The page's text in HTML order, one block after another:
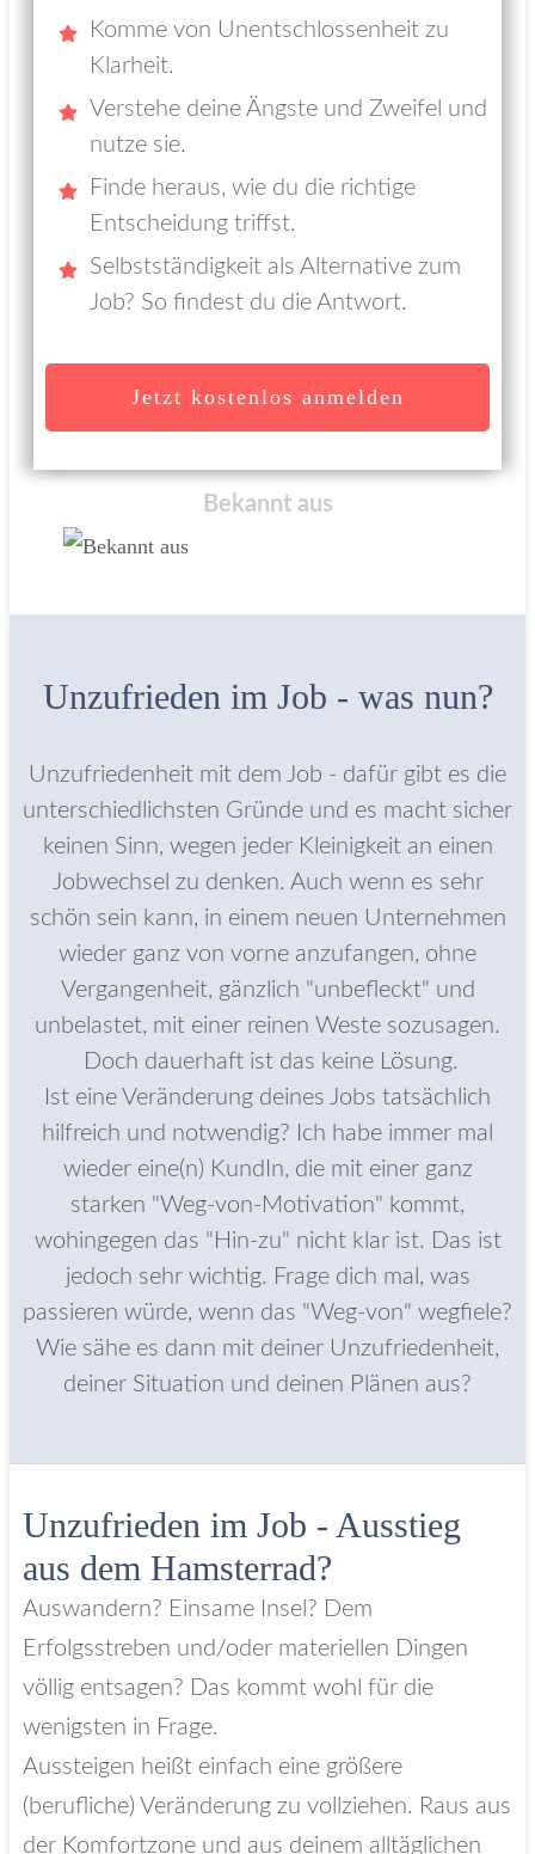
Komme von Unentschlossenheit zu
Klarheit.
Verstehe deine Ängste und Zweifel und
nutze sie.
Finde heraus, wie du die richtige
Entscheidung triffst.
Selbstständigkeit als Alternative zum
Job? So findest du die Antwort.
Jetzt kostenlos anmelden
Bekannt aus
Unzufrieden im Job - was nun?
Unzufriedenheit mit dem Job - dafür gibt es die
unterschiedlichsten Gründe und es macht sicher
keinen Sinn, wegen jeder Kleinigkeit an einen
Jobwechsel zu denken. Auch wenn es sehr
schön sein kann, in einem neuen Unternehmen
wieder ganz von vorne anzufangen, ohne
Vergangenheit, gänzlich "unbefleckt" und
unbelastet, mit einer reinen Weste sozusagen.
Doch dauerhaft ist das keine Lösung.
Ist eine Veränderung deines Jobs tatsächlich
hilfreich und notwendig? Ich habe immer mal
wieder eine(n) KundIn, die mit einer ganz
starken "Weg-von-Motivation" kommt,
wohingegen das "Hin-zu" nicht klar ist. Das ist
jedoch sehr wichtig. Frage dich mal, was
passieren würde, wenn das "Weg-von" wegfiele?
Wie sähe es dann mit deiner Unzufriedenheit,
deiner Situation und deinen Plänen aus?
Unzufrieden im Job - Ausstieg
aus dem Hamsterrad?
Auswandern? Einsame Insel? Dem
Erfolgsstreben und/oder materiellen Dingen
völlig entsagen? Das kommt wohl für die
wenigsten in Frage.
Aussteigen heißt einfach eine größere
(berufliche) Veränderung zu vollziehen. Raus aus
der Komfortzone und aus deinem alltäglichen